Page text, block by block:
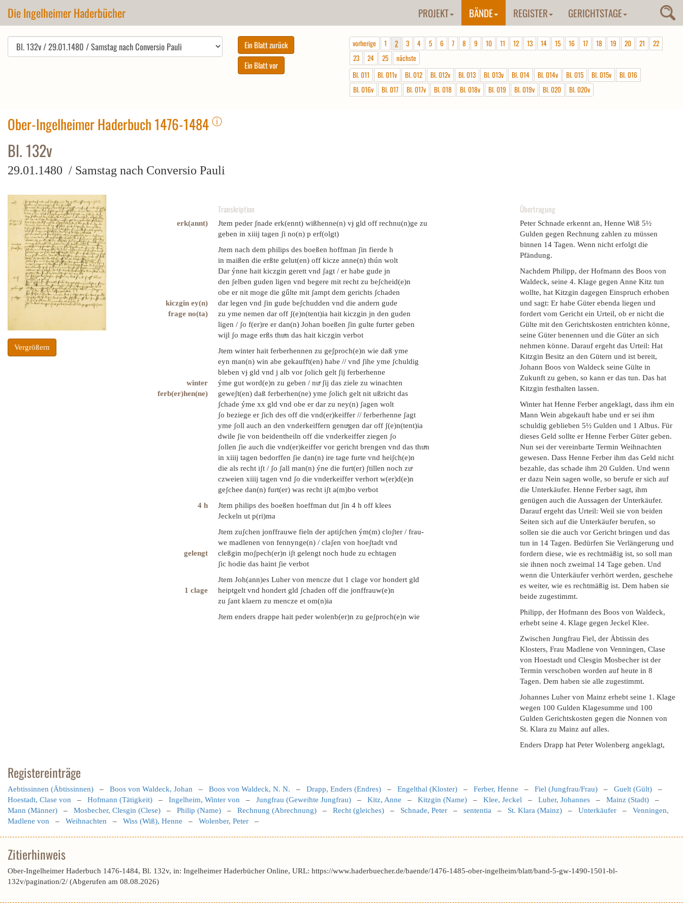
Die Ingelheimer Haderbücher PROJEKT BÄNDE REGISTER GERICHTSTAGE
vorherige 1 2 3 4 5 6 7 8 9 10 11 12 13 14 15 16 17 18 19 20 21
22
23
24 25
nächste
Bl. 011
Bl. 011v Bl. 012 Bl. 012v Bl. 013 Bl. 013v Bl. 014 Bl. 014v Bl. 015 Bl. 015v
Bl. 016
Bl. 016v
Bl. 017 Bl. 017v Bl. 018 Bl. 018v Bl. 019 Bl. 019v Bl. 020 Bl. 020v
Ober-Ingelheimer Haderbuch 1476-1484 ⓘ
Bl. 132v
29.01.1480 / Samstag nach Conversio Pauli
Vergrößern
Transkription
erk(annt)
Jtem peder ʃnade erk(ennt) wißhenne(n) vɉ gld off rechnu(n)ge zu
geben in xiiij tagen ʃi no(n) p erf(olgt)
Jtem nach dem philips des boeßen hoffman ʃin fierde h
in maißen die erßte gelut(en) off kicze anne(n) thún wolt
Dar ýnne hait kiczgin gerett vnd ʃagt / er habe gude jn
den ʃelben guden ligen vnd begere mit recht zu beʃcheid(e)n
obe er nit moge die gűlte mit ʃampt dem gerichts ʃchaden
kiczgin ey(n)
dar legen vnd ʃin gude beʃchudden vnd die andern gude
frage no(ta)
zu yme nemen dar off ʃ(e)n(tent)ia hait kiczgin jn den guden
ligen / ʃo f(er)re er dan(n) Johan boeßen ʃin gulte furter geben
wijl ʃo mage erßs thuͣn das hait kiczgin verbot
Jtem winter hait ferberhennen zu geʃproch(e)n wie daß yme
eyn man(n) win abe gekaufft(en) habe // vnd ʃihe yme ʃchuldig
bleben vɉ gld vnd j alb vor ʃolich gelt ʃij ferberhenne
winter
ýme gut word(e)n zu geben / nuͤ ʃij das ziele zu winachten
ferb(er)hen(ne)
geweʃt(en) daß ferberhen(ne) yme ʃolich gelt nit ußricht das
ʃchade ýme xx gld vnd obe er dar zu ney(n) ʃagen wolt
ʃo beziege er ʃich des off die vnd(er)keiffer // ferberhenne ʃagt
yme ʃoll auch an den vnderkeiffern genuͤgen dar off ʃ(e)n(tent)ia
dwile ʃie von beidentheiln off die vnderkeiffer ziegen ʃo
ʃollen ʃie auch die vnd(er)keiffer vor gericht brengen vnd das thuͤn
in xiiij tagen bedorffen ʃie dan(n) ire tage furte vnd heiʃch(e)n
die als recht iʃt / ʃo ʃall man(n) ýne die furt(er) ʃtillen noch zuͤ
czweien xiiij tagen vnd ʃo die vnderkeiffer verhort w(er)d(e)n
geʃchee dan(n) furt(er) was recht iʃt a(m)bo verbot
4 h
Jtem philips des boeßen hoeffman dut ʃin 4 h off klees
Jeckeln ut p(ri)ma
Jtem zuʃchen jonffrauwe fieln der aptiʃchen ým(m) cloʃter / frau-
we madlenen von fennynge(n) / claʃen von hoeʃtadt vnd
gelengt
cleßgin moʃpech(er)n iʃt gelengt noch hude zu echtagen
ʃic hodie das haint ʃie verbot
Jtem Joh(ann)es Luher von mencze dut 1 clage vor hondert gld
1 clage
heiptgelt vnd hondert gld ʃchaden off die jonffrauw(e)n
zu ʃant klaern zu mencze et om(n)ia
Jtem enders drappe hait peder wolenb(er)n zu geʃproch(e)n wie
Übertragung
Peter Schnade erkennt an, Henne Wiß 5½
Gulden gegen Rechnung zahlen zu müssen
binnen 14 Tagen. Wenn nicht erfolgt die
Pfändung.
Nachdem Philipp, der Hofmann des Boos von
Waldeck, seine 4. Klage gegen Anne Kitz tun
wollte, hat Kitzgin dagegen Einspruch erhoben
und sagt: Er habe Güter ebenda liegen und
fordert vom Gericht ein Urteil, ob er nicht die
Gülte mit den Gerichtskosten entrichten könne,
seine Güter benennen und die Güter an sich
nehmen könne. Darauf ergeht das Urteil: Hat
Kitzgin Besitz an den Gütern und ist bereit,
Johann Boos von Waldeck seine Gülte in
Zukunft zu geben, so kann er das tun. Das hat
Kitzgin festhalten lassen.
Winter hat Henne Ferber angeklagt, dass ihm ein
Mann Wein abgekauft habe und er sei ihm
schuldig geblieben 5½ Gulden und 1 Albus. Für
dieses Geld sollte er Henne Ferber Güter geben.
Nun sei der vereinbarte Termin Weihnachten
gewesen. Dass Henne Ferber ihm das Geld nicht
bezahle, das schade ihm 20 Gulden. Und wenn
er dazu Nein sagen wolle, so berufe er sich auf
die Unterkäufer. Henne Ferber sagt, ihm
genügen auch die Aussagen der Unterkäufer.
Darauf ergeht das Urteil: Weil sie von beiden
Seiten sich auf die Unterkäufer berufen, so
sollen sie die auch vor Gericht bringen und das
tun in 14 Tagen. Bedürfen Sie Verlängerung und
fordern diese, wie es rechtmäßig ist, so soll man
sie ihnen noch zweimal 14 Tage geben. Und
wenn die Unterkäufer verhört werden, geschehe
es weiter, wie es rechtmäßig ist. Dem haben sie
beide zugestimmt.
Philipp, der Hofmann des Boos von Waldeck,
erhebt seine 4. Klage gegen Jeckel Klee.
Zwischen Jungfrau Fiel, der Äbtissin des
Klosters, Frau Madlene von Venningen, Clase
von Hoestadt und Clesgin Mosbecher ist der
Termin verschoben worden auf heute in 8
Tagen. Dem haben sie alle zugestimmt.
Johannes Luher von Mainz erhebt seine 1. Klage
wegen 100 Gulden Klagesumme und 100
Gulden Gerichtskosten gegen die Nonnen von
St. Klara zu Mainz auf alles.
Enders Drapp hat Peter Wolenberg angeklagt,
Registereinträge
Aebtissinnen (Äbtissinnen) – Boos von Waldeck, Johan – Boos von Waldeck, N. N. – Drapp, Enders (Endres) – Engelthal (Kloster) – Ferber, Henne – Fiel (Jungfrau/Frau) – Guelt (Gült) –
Hoestadt, Clase von – Hofmann (Tätigkeit) – Ingelheim, Winter von – Jungfrau (Geweihte Jungfrau) – Kitz, Anne – Kitzgin (Name) – Klee, Jeckel – Luher, Johannes – Mainz (Stadt) –
Mann (Männer) – Mosbecher, Clesgin (Clese) – Philip (Name) – Rechnung (Abrechnung) – Recht (gleiches) – Schnade, Peter – sententia – St. Klara (Mainz) – Unterkäufer – Venningen,
Madlene von – Weihnachten – Wiss (Wiß), Henne – Wolenber, Peter –
Zitierhinweis
Ober-Ingelheimer Haderbuch 1476-1484, Bl. 132v, in: Ingelheimer Haderbücher Online, URL: https://www.haderbuecher.de/baende/1476-1485-ober-ingelheim/blatt/band-5-gw-1490-1501-bl-
132v/pagination/2/ (Abgerufen am 08.08.2026)